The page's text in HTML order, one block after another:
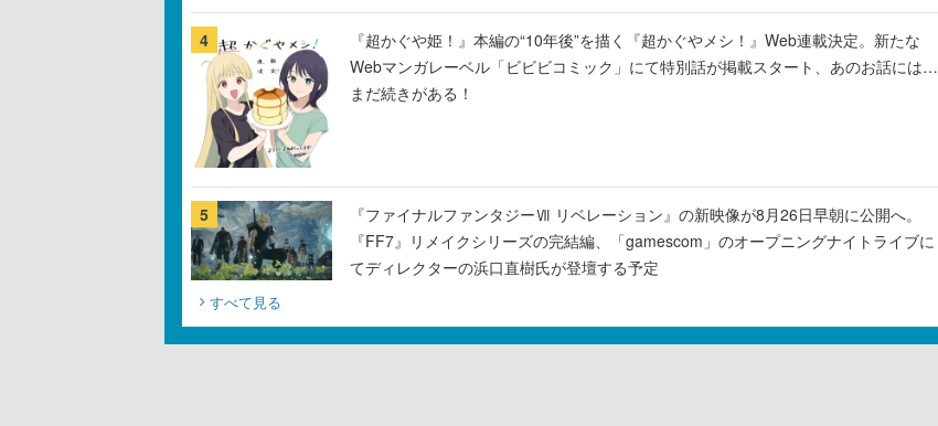
4
『超かぐや姫！』本編の“10年後”を描く『超かぐやメシ！』Web連載決定。新たな
Webマンガレーベル「ビビビコミック」にて特別話が掲載スタート、あのお話には…
まだ続きがある！
5
『ファイナルファンタジーⅦ リベレーション』の新映像が8月26日早朝に公開へ。
『FF7』リメイクシリーズの完結編、「gamescom」のオープニングナイトライブに
てディレクターの浜口直樹氏が登壇する予定
すべて見る